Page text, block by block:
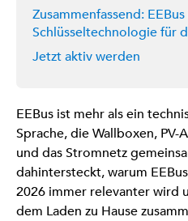
Zusammenfassend:
Schlüsseltechnologie für
Jetzt aktiv werden
EEBus ist mehr als ein
Sprache, die Wallboxen, PV-
und das Stromnetz
dahintersteckt, warum
2026 immer relevanter wird
dem Laden zu Hause